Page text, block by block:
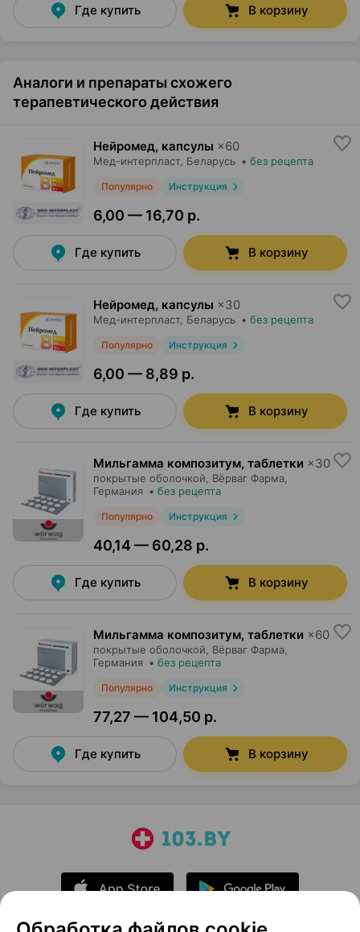
Где купить В корзину
Аналоги и препараты схожего
терапевтического действия
Нейромед, капсулы ×60
Мед-интерпласт, Беларусь • без рецепта
Популярно Инструкция
6,00 — 16,70 р.
Где купить В корзину
Нейромед, капсулы ×30
Мед-интерпласт, Беларусь • без рецепта
Популярно Инструкция
6,00 — 8,89 р.
Где купить В корзину
Мильгамма композитум, таблетки ×30
покрытые оболочкой, Вёрваг Фарма,
Германия • без рецепта
Популярно Инструкция
40,14 — 60,28 р.
Где купить В корзину
Мильгамма композитум, таблетки ×60
покрытые оболочкой, Вёрваг Фарма,
Германия • без рецепта
Популярно Инструкция
77,27 — 104,50 р.
Где купить В корзину